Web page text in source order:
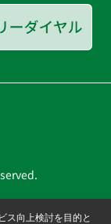
ス向上検討を目的と